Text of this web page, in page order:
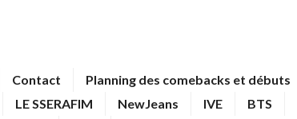
Contact Planning des comebacks et débuts
LE SSERAFIM NewJeans IVE BTS